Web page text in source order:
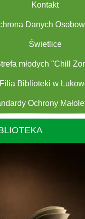
Kontakt
Danych
Świetlice
młodych "Chill
Filia Biblioteki w
Ochrony